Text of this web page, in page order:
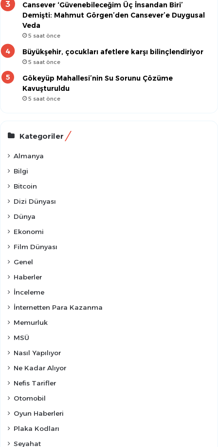
Cansever ‘Güvenebileceğim Üç İnsandan Biri’
Demişti: Mahmut Görgen’den Cansever’e Duygusal
Veda
5 saat önce
Büyükşehir, çocukları afetlere karşı bilinçlendiriyor
5 saat önce
Gökeyüp Mahallesi’nin Su Sorunu Çözüme
Kavuşturuldu
5 saat önce
Kategoriler
Almanya
Bilgi
Bitcoin
Dizi Dünyası
Dünya
Ekonomi
Film Dünyası
Genel
Haberler
İnceleme
İnternetten Para Kazanma
Memurluk
MSÜ
Nasıl Yapılıyor
Ne Kadar Alıyor
Nefis Tarifler
Otomobil
Oyun Haberleri
Plaka Kodları
Seyahat